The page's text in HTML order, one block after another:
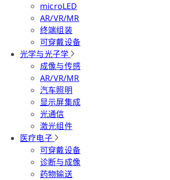
microLED
AR/VR/MR
终端组装
可穿戴设备
光学与光子学
成像与传感
AR/VR/MR
汽车照明
显示屏集成
光通信
激光组件
医疗电子
可穿戴设备
诊断与成像
药物输送